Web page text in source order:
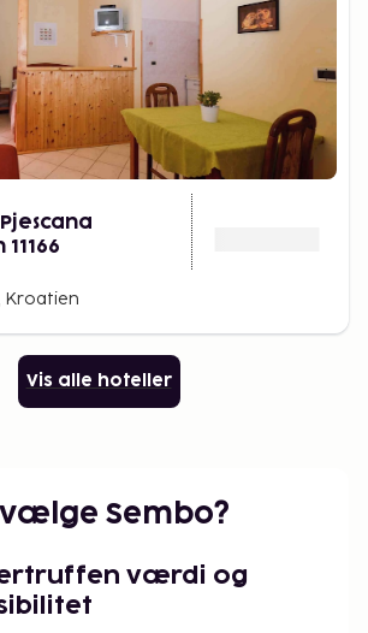
Kroatien
Vis alle hoteller
Sembo?
værdi og